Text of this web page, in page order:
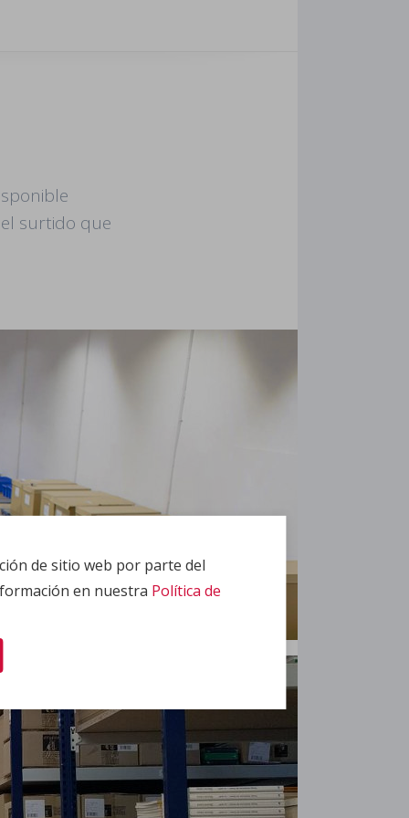
de sitio web por parte del
en nuestra Política de
surtido que